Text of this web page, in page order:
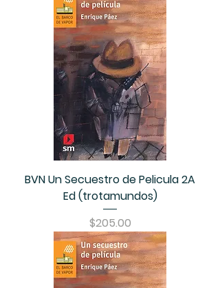
BVN Un Secuestro de Pelicula 2A
Ed (trotamundos)
Precio
$205.00